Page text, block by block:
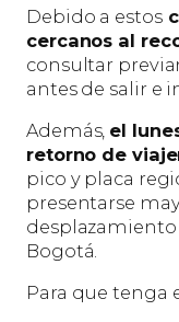
Debido a estos
cercanos al
consultar
antes de salir e
Además, el
retorno de
pico y placa
presentarse
desplazamiento
Bogotá.
Para que tenga